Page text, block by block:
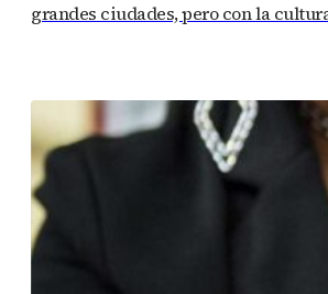
grandes ciudades, pero con la